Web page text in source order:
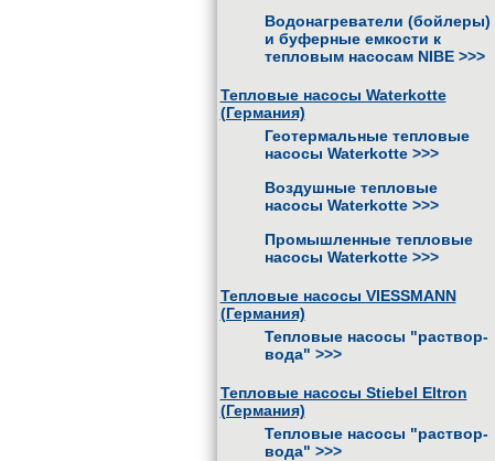
Водонагреватели (бойлеры)
и буферные емкости к
тепловым насосам NIBE >>>
Тепловые насосы Waterkotte
(Германия)
Геотермальные тепловые
насосы Waterkotte >>>
Воздушные тепловые
насосы Waterkotte >>>
Промышленные тепловые
насосы Waterkotte >>>
Тепловые насосы VIESSMANN
(Германия)
Тепловые насосы "раствор-
вода" >>>
Тепловые насосы Stiebel Eltron
(Германия)
Тепловые насосы "раствор-
вода" >>>